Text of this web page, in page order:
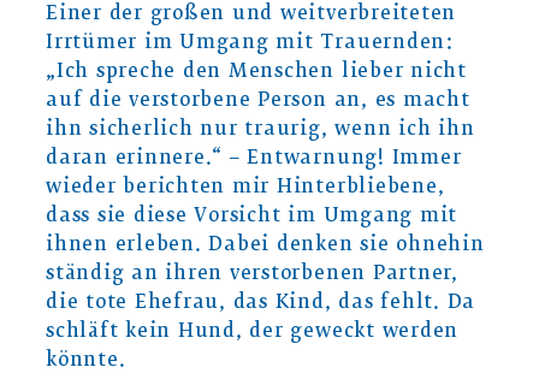
Einer der großen und weitverbreiteten
Irrtümer im Umgang mit Trauernden:
„Ich spreche den Menschen lieber nicht
auf die verstorbene Person an, es macht
ihn sicherlich nur traurig, wenn ich ihn
daran erinnere.“ – Entwarnung! Immer
wieder berichten mir Hinterbliebene,
dass sie diese Vorsicht im Umgang mit
ihnen erleben. Dabei denken sie ohnehin
ständig an ihren verstorbenen Partner,
die tote Ehefrau, das Kind, das fehlt. Da
schläft kein Hund, der geweckt werden
könnte.